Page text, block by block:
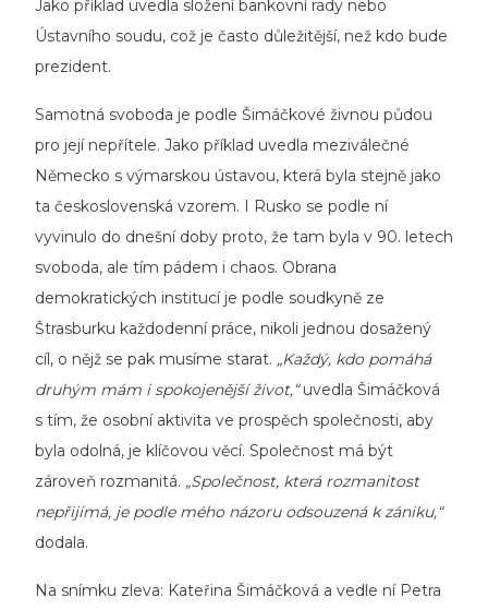
Jako příklad uvedla složení bankovní rady nebo
Ústavního soudu, což je často důležitější, než kdo bude
prezident.
Samotná svoboda je podle Šimáčkové živnou půdou
pro její nepřítele. Jako příklad uvedla meziválečné
Německo s výmarskou ústavou, která byla stejně jako
ta československá vzorem. I Rusko se podle ní
vyvinulo do dnešní doby proto, že tam byla v 90. letech
svoboda, ale tím pádem i chaos. Obrana
demokratických institucí je podle soudkyně ze
Štrasburku každodenní práce, nikoli jednou dosažený
cíl, o nějž se pak musíme starat. „Každý, kdo pomáhá
druhým mám i spokojenější život,“uvedla Šimáčková
s tím, že osobní aktivita ve prospěch společnosti, aby
byla odolná, je klíčovou věcí. Společnost má být
zároveň rozmanitá. „Společnost, která rozmanitost
nepřijímá, je podle mého názoru odsouzená k zániku,“
dodala.
Na snímku zleva: Kateřina Šimáčková a vedle ní Petra